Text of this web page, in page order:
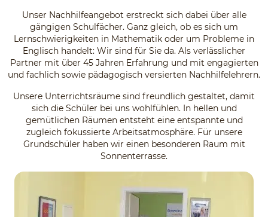
Unser Nachhilfeangebot erstreckt sich dabei über alle
gängigen Schulfächer. Ganz gleich, ob es sich um
Lernschwierigkeiten in Mathematik oder um Probleme in
Englisch handelt: Wir sind für Sie da. Als verlässlicher
Partner mit über 45 Jahren Erfahrung und mit engagierten
und fachlich sowie pädagogisch versierten Nachhilfelehrern.
Unsere Unterrichtsräume sind freundlich gestaltet, damit
sich die Schüler bei uns wohlfühlen. In hellen und
gemütlichen Räumen entsteht eine entspannte und
zugleich fokussierte Arbeitsatmosphäre. Für unsere
Grundschüler haben wir einen besonderen Raum mit
Sonnenterrasse.